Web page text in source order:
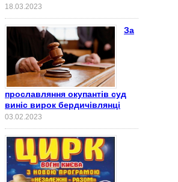
18.03.2023
За
прославляння окупантів суд
виніс вирок бердичівлянці
03.02.2023